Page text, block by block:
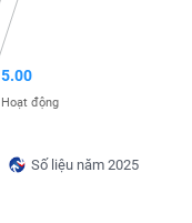
Số liệu năm 2025
5.00
Hoạt động